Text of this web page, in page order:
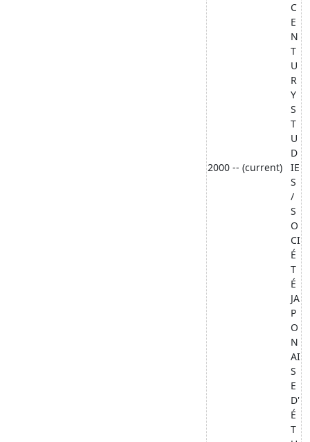
2000 -- (current)
C
E
N
T
U
R
Y
S
T
U
D
IE
S
/
S
O
CI
É
T
É
JA
P
O
N
AI
S
E
D'
É
T